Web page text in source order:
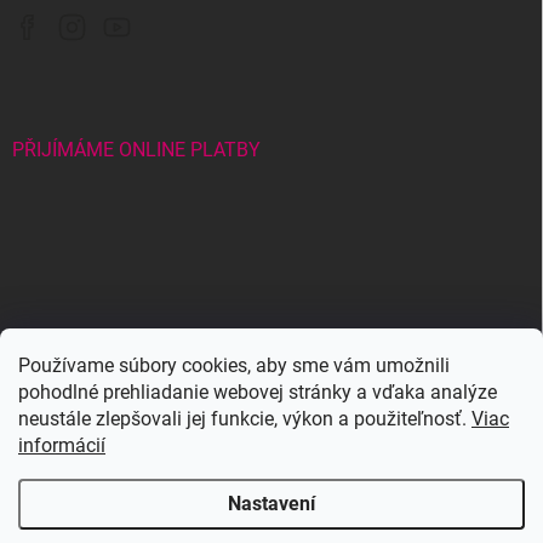
Používame súbory cookies, aby sme vám umožnili
pohodlné prehliadanie webovej stránky a vďaka analýze
neustále zlepšovali jej funkcie, výkon a použiteľnosť. Viac
informácií
Nastavení
PŘIJÍMÁME ONLINE PLATBY
Maxymova Maxymova